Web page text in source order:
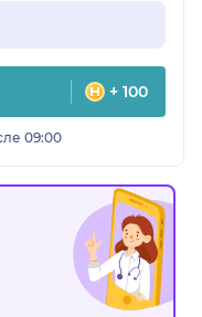
+ 100
09:00